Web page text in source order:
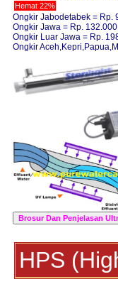
Hemat 22%
Ongkir Jabodetabek = Rp.
Ongkir Jawa = Rp.
Ongkir Luar Jawa = Rp.
Ongkir
HPS